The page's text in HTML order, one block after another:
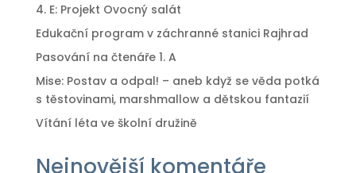
4. E: Projekt Ovocný salát
Edukační program v záchranné stanici Rajhrad
Pasování na čtenáře 1. A
Mise: Postav a odpal! – aneb když se věda potká
s těstovinami, marshmallow a dětskou fantazií
Vítání léta ve školní družině
Nejnovější komentáře